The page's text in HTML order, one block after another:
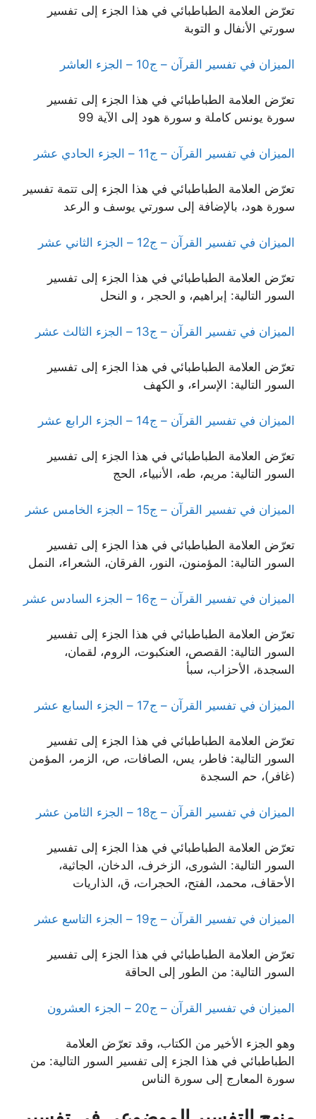
تعرّض العلامة الطباطبائي في هذا الجزء إلى تفسير
سورتي الأنفال و التوبة
الميزان في تفسير القرآن – ج10 – الجزء العاشر
تعرّض العلامة الطباطبائي في هذا الجزء إلى تفسير
سورة يونس كاملة و سورة هود إلى الآية 99
الميزان في تفسير القرآن – ج11 – الجزء الحادي عشر
تعرّض العلامة الطباطبائي في هذا الجزء إلى تتمة تفسير
سورة هود، بالإضافة إلى سورتي يوسف و الرعد
الميزان في تفسير القرآن – ج12 – الجزء الثاني عشر
تعرّض العلامة الطباطبائي في هذا الجزء إلى تفسير
السور التالية: إبراهيم، و الحجر ، و النحل
الميزان في تفسير القرآن – ج13 – الجزء الثالث عشر
تعرّض العلامة الطباطبائي في هذا الجزء إلى تفسير
السور التالية: الإسراء، و الكهف
الميزان في تفسير القرآن – ج14 – الجزء الرابع عشر
تعرّض العلامة الطباطبائي في هذا الجزء إلى تفسير
السور التالية: مريم، طه، الأنبياء، الحج
الميزان في تفسير القرآن – ج15 – الجزء الخامس عشر
تعرّض العلامة الطباطبائي في هذا الجزء إلى تفسير
السور التالية: المؤمنون، النور، الفرقان، الشعراء، النمل
الميزان في تفسير القرآن – ج16 – الجزء السادس عشر
تعرّض العلامة الطباطبائي في هذا الجزء إلى تفسير
السور التالية: القصص، العنكبوت، الروم، لقمان،
السجدة، الأحزاب، سبأ
الميزان في تفسير القرآن – ج17 – الجزء السابع عشر
تعرّض العلامة الطباطبائي في هذا الجزء إلى تفسير
السور التالية: فاطر، يس، الصافات، ص، الزمر، المؤمن
(غافر)، حم السجدة
الميزان في تفسير القرآن – ج18 – الجزء الثامن عشر
تعرّض العلامة الطباطبائي في هذا الجزء إلى تفسير
السور التالية: الشورى، الزخرف، الدخان، الجاثية،
الأحقاف، محمد، الفتح، الحجرات، ق، الذاريات
الميزان في تفسير القرآن – ج19 – الجزء التاسع عشر
تعرّض العلامة الطباطبائي في هذا الجزء إلى تفسير
السور التالية: من الطور إلى الحاقة
الميزان في تفسير القرآن – ج20 – الجزء العشرون
وهو الجزء الأخير من الكتاب، وقد تعرّض العلامة
الطباطبائي في هذا الجزء إلى تفسير السور التالية: من
سورة المعارج إلى سورة الناس